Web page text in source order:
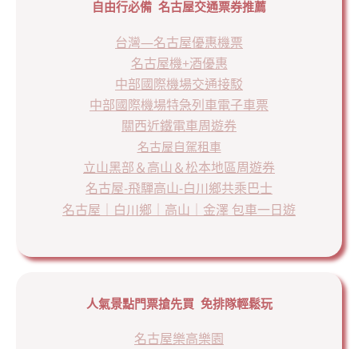
自由行必備 名古屋交通票券推薦
台灣—名古屋優惠機票
名古屋機+酒優惠
中部國際機場交通接駁
中部國際機場特急列車電子車票
關西近鐵電車周遊券
名古屋自駕租車
立山黑部＆高山＆松本地區周遊券
名古屋-飛驒高山-白川鄉共乘巴士
名古屋｜白川鄉｜高山｜金澤 包車一日遊
人氣景點門票搶先買 免排隊輕鬆玩
名古屋樂高樂園